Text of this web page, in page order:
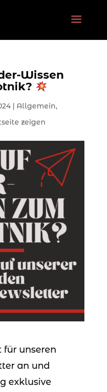
Wissen
| Allgemein,
zeigen
unseren
an und
exklusive